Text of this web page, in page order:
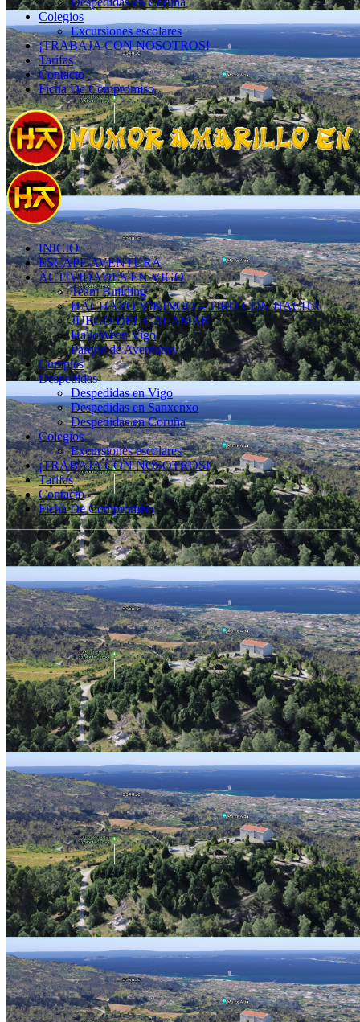
Colegios
Excursiones escolares
¡TRABAJA CON NOSOTROS!
Tarifas
Contacto
Ficha De Compromiso
INICIO
ESCAPE AVENTURA
ACTIVIDADES EN VIGO
Team Building
HACHAZO VIKINGO – TIRO CON HACHA
JUEGO DEL CALAMAR
HalloWeen Vigo
Parque de Aventuras
Cumples
Despedidas
Despedidas en Vigo
Despedidas en Sanxenxo
Despedidas en Coruña
Colegios
Excursiones escolares
¡TRABAJA CON NOSOTROS!
Tarifas
Contacto
Ficha De Compromiso